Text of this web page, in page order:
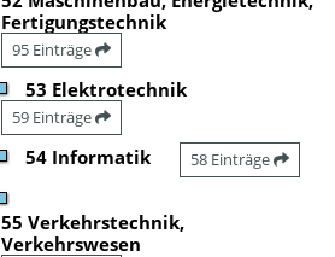
Fertigungstechnik
95 Einträge
53 Elektrotechnik
59 Einträge
54 Informatik 58 Einträge
55 Verkehrstechnik,
Verkehrswesen